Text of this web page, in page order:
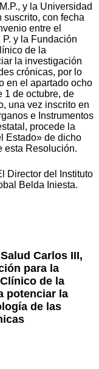
y la Universidad
suscrito, con fecha
entre el
P. y la Fundación
de la
la investigación
crónicas, por lo
en el apartado ocho
1 de octubre, de
una vez inscrito en
e Instrumentos
procede la
Estado» de dicho
esta Resolución.
Director del Instituto
Belda Iniesta.
Carlos III,
para la
de la
potenciar la
de las